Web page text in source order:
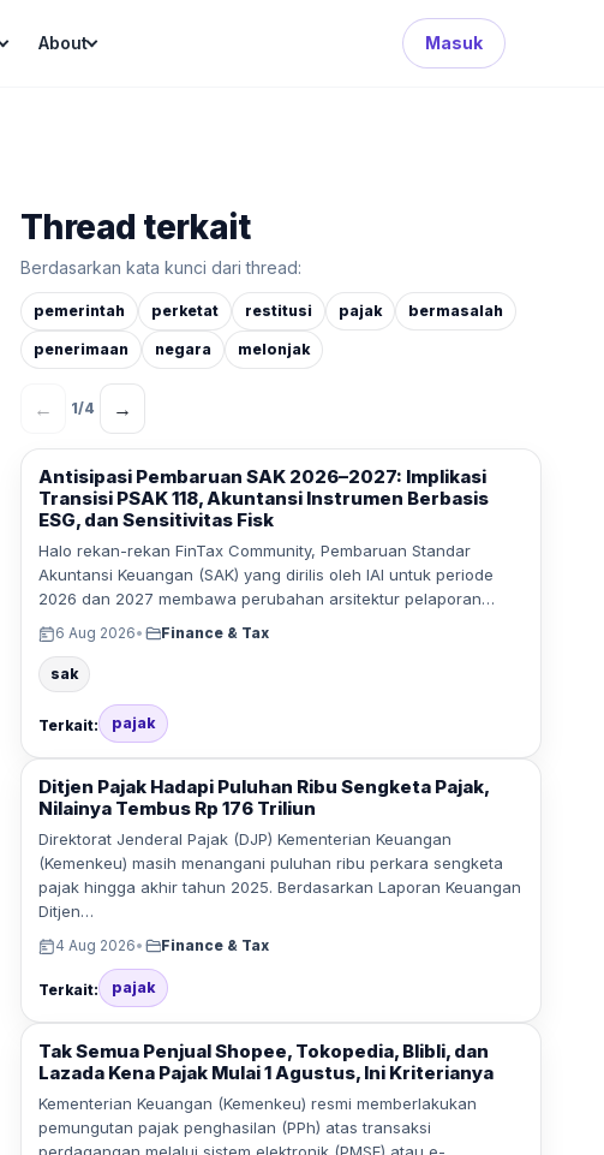
About Masuk
Search Button
Thread terkait
Berdasarkan kata kunci dari thread:
pemerintah perketat restitusi pajak bermasalah
penerimaan negara melonjak
← 1/4 →
Antisipasi Pembaruan SAK 2026–2027: Implikasi
Transisi PSAK 118, Akuntansi Instrumen Berbasis
ESG, dan Sensitivitas Fisk
Halo rekan-rekan FinTax Community, Pembaruan Standar
Akuntansi Keuangan (SAK) yang dirilis oleh IAI untuk periode
2026 dan 2027 membawa perubahan arsitektur pelaporan…
6 Aug 2026• Finance & Tax
sak
Terkait: pajak
Ditjen Pajak Hadapi Puluhan Ribu Sengketa Pajak,
Nilainya Tembus Rp 176 Triliun
Direktorat Jenderal Pajak (DJP) Kementerian Keuangan
(Kemenkeu) masih menangani puluhan ribu perkara sengketa
pajak hingga akhir tahun 2025. Berdasarkan Laporan Keuangan
Ditjen…
4 Aug 2026• Finance & Tax
Terkait: pajak
Tak Semua Penjual Shopee, Tokopedia, Blibli, dan
Lazada Kena Pajak Mulai 1 Agustus, Ini Kriterianya
Kementerian Keuangan (Kemenkeu) resmi memberlakukan
pemungutan pajak penghasilan (PPh) atas transaksi